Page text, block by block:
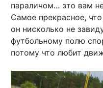
параличом… это вам
Самое прекрасное,
он нисколько не
футбольному полю
потому что любит